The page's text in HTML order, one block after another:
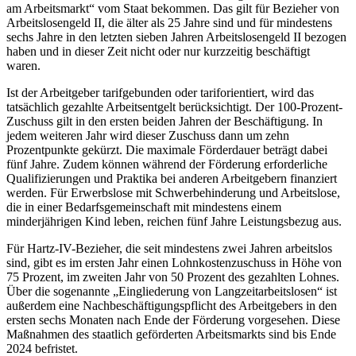
am Arbeitsmarkt“ vom Staat bekommen. Das gilt für Bezieher von
Arbeitslosengeld II, die älter als 25 Jahre sind und für mindestens
sechs Jahre in den letzten sieben Jahren Arbeitslosengeld II bezogen
haben und in dieser Zeit nicht oder nur kurzzeitig beschäftigt
waren.
Ist der Arbeitgeber tarifgebunden oder tariforientiert, wird das
tatsächlich gezahlte Arbeitsentgelt berücksichtigt. Der 100-Prozent-
Zuschuss gilt in den ersten beiden Jahren der Beschäftigung. In
jedem weiteren Jahr wird dieser Zuschuss dann um zehn
Prozentpunkte gekürzt. Die maximale Förderdauer beträgt dabei
fünf Jahre. Zudem können während der Förderung erforderliche
Qualifizierungen und Praktika bei anderen Arbeitgebern finanziert
werden. Für Erwerbslose mit Schwerbehinderung und Arbeitslose,
die in einer Bedarfsgemeinschaft mit mindestens einem
minderjährigen Kind leben, reichen fünf Jahre Leistungsbezug aus.
Für Hartz-IV-Bezieher, die seit mindestens zwei Jahren arbeitslos
sind, gibt es im ersten Jahr einen Lohnkostenzuschuss in Höhe von
75 Prozent, im zweiten Jahr von 50 Prozent des gezahlten Lohnes.
Über die sogenannte „Eingliederung von Langzeitarbeitslosen“ ist
außerdem eine Nachbeschäftigungspflicht des Arbeitgebers in den
ersten sechs Monaten nach Ende der Förderung vorgesehen. Diese
Maßnahmen des staatlich geförderten Arbeitsmarkts sind bis Ende
2024 befristet.